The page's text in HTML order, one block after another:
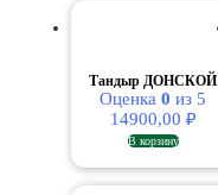
Тандыр ДОНСКОЙ
Оценка 0 из 5
14900,00 ₽
В корзину